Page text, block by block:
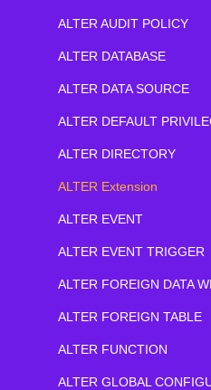
ALTER AUDIT POLICY
ALTER DATABASE
ALTER DATA SOURCE
ALTER DEFAULT
ALTER DIRECTORY
ALTER Extension
ALTER EVENT
ALTER EVENT TRIGGER
ALTER FOREIGN DATA
ALTER FOREIGN TABLE
ALTER FUNCTION
ALTER GLOBAL